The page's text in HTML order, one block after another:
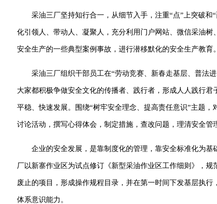
采油三厂坚持知行合一，从细节入手，注重“点”上突破
化引领人、带动人、凝聚人，充分利用门户网站、微信采油
安全生产的一些典型案例事故，进行潜移默化的安全生产教育
采油三厂组织干部员工在“劳动竞赛、新春走基层、普法
大家都积极争做安全文化的传播者、践行者，形成人人践行
平稳、快速发展。围绕“树牢安全理念、提高责任意识”主题
讨论活动，撰写心得体会，制定措施，查改问题，理清安全管
企业的安全发展，是靠制度化的管理，靠安全标准化为
厂以新寨作业区为试点修订《新型采油作业区工作细则》，
废止的项目，形成操作规程目录，并在第一时间下发基层执
体系意识能力。